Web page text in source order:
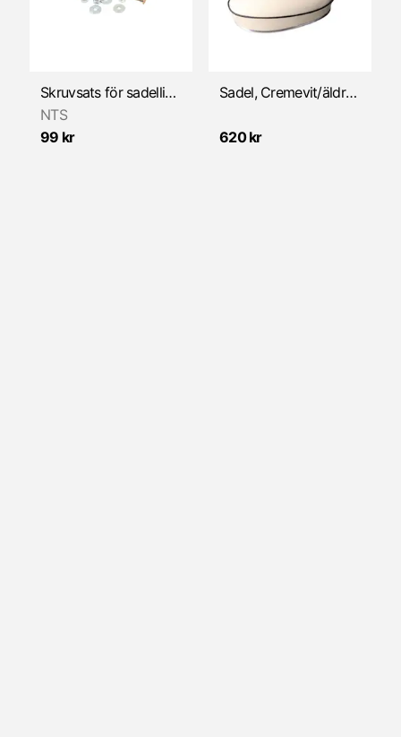
Växelmekanism
Skruvsats för sadellist/dekorationslist
NTS
99 kr
Sadel, Cremevit/äldre mod. 21x30cm (Universal)
620 kr